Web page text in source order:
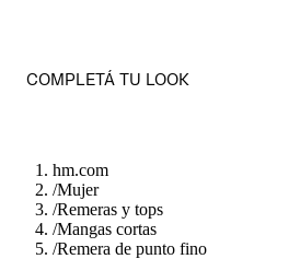
COMPLETÁ TU LOOK
hm.com
/Mujer
/Remeras y tops
/Mangas cortas
/Remera de punto fino